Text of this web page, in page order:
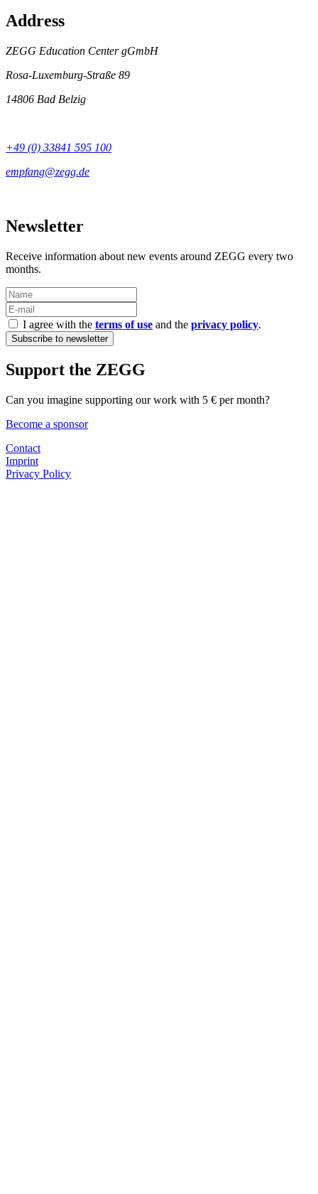
Address
ZEGG Education Center gGmbH
Rosa-Luxemburg-Straße 89
14806 Bad Belzig
+49 (0) 33841 595 100
Newsletter
Receive information about new events around ZEGG every two
months.
I agree with the terms of use and the privacy policy.
Support the ZEGG
Can you imagine supporting our work with 5 € per month?
Become a sponsor
Contact
Imprint
Privacy Policy